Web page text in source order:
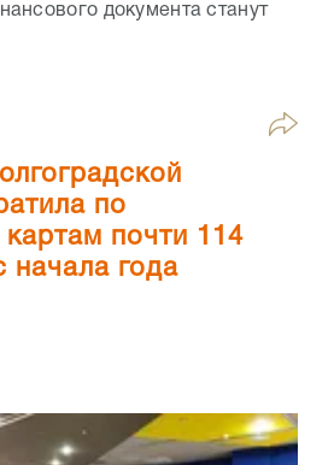
документа станут
по
почти 114
начала года